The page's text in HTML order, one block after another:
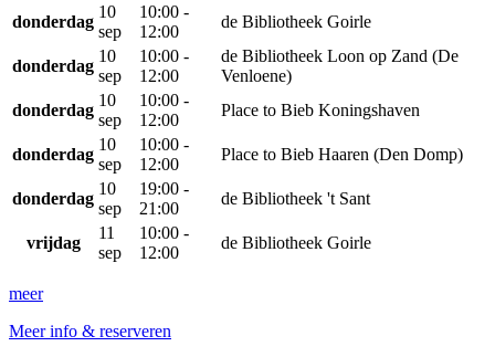
donderdag
10
sep
10:00 -
12:00
de Bibliotheek Goirle
donderdag
10
sep
10:00 -
12:00
de Bibliotheek Loon op Zand (De
Venloene)
donderdag
10
sep
10:00 -
12:00
Place to Bieb Koningshaven
donderdag
10
sep
10:00 -
12:00
Place to Bieb Haaren (Den Domp)
donderdag
10
sep
19:00 -
21:00
de Bibliotheek 't Sant
vrijdag
11
sep
10:00 -
12:00
de Bibliotheek Goirle
meer
Meer info & reserveren